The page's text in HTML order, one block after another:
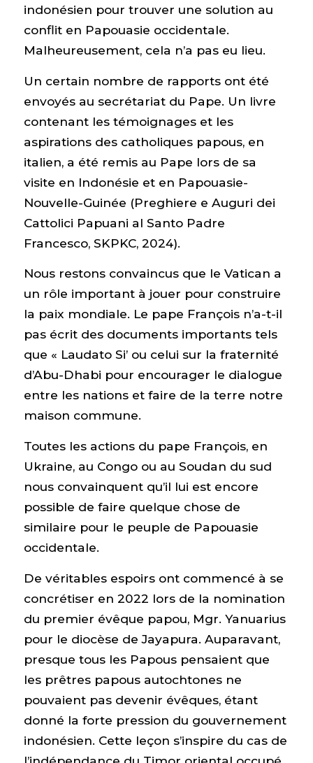
indonésien pour trouver une solution au
conflit en Papouasie occidentale.
Malheureusement, cela n’a pas eu lieu.
Un certain nombre de rapports ont été
envoyés au secrétariat du Pape. Un livre
contenant les témoignages et les
aspirations des catholiques papous, en
italien, a été remis au Pape lors de sa
visite en Indonésie et en Papouasie-
Nouvelle-Guinée (Preghiere e Auguri dei
Cattolici Papuani al Santo Padre
Francesco, SKPKC, 2024).
Nous restons convaincus que le Vatican a
un rôle important à jouer pour construire
la paix mondiale. Le pape François n’a-t-il
pas écrit des documents importants tels
que « Laudato Si’ ou celui sur la fraternité
d’Abu-Dhabi pour encourager le dialogue
entre les nations et faire de la terre notre
maison commune.
Toutes les actions du pape François, en
Ukraine, au Congo ou au Soudan du sud
nous convainquent qu’il lui est encore
possible de faire quelque chose de
similaire pour le peuple de Papouasie
occidentale.
De véritables espoirs ont commencé à se
concrétiser en 2022 lors de la nomination
du premier évêque papou, Mgr. Yanuarius
pour le diocèse de Jayapura. Auparavant,
presque tous les Papous pensaient que
les prêtres papous autochtones ne
pouvaient pas devenir évêques, étant
donné la forte pression du gouvernement
indonésien. Cette leçon s’inspire du cas de